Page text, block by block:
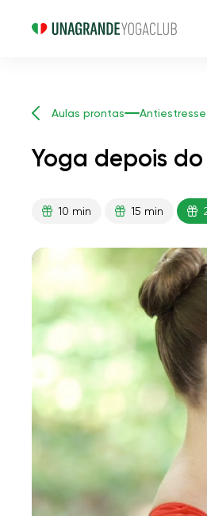
Aulas prontas Antiestresse
Yoga depois
10 min 15 min